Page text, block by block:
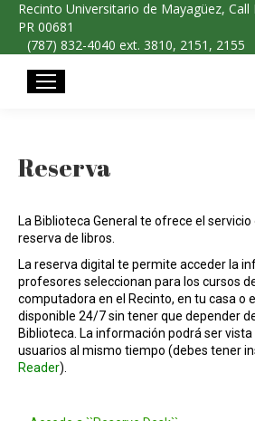
Recinto Universitario de Mayagüez,
PR 00681
(787) 832-4040 ext. 3810, 2151, 2155
Reserva
La Biblioteca General te ofrece el
reserva de libros.
La reserva digital te permite acceder la
profesores seleccionan para los cursos
computadora en el Recinto, en tu casa o
disponible 24/7 sin tener que depender
Biblioteca. La información podrá ser
usuarios al mismo tiempo (debes tener
Reader).